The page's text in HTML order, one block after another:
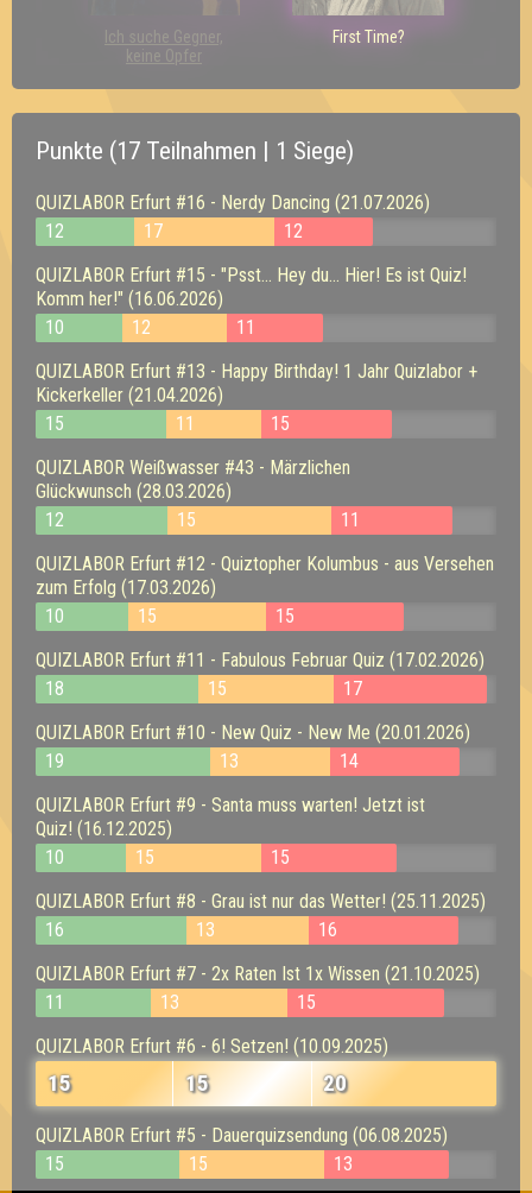
Ich suche Gegner,
keine Opfer
First Time?
Punkte (17 Teilnahmen | 1 Siege)
QUIZLABOR Erfurt #16 - Nerdy Dancing (21.07.2026)
12
17
12
QUIZLABOR Erfurt #15 - "Psst... Hey du... Hier! Es ist Quiz!
Komm her!" (16.06.2026)
10
12
11
QUIZLABOR Erfurt #13 - Happy Birthday! 1 Jahr Quizlabor +
Kickerkeller (21.04.2026)
15
11
15
QUIZLABOR Weißwasser #43 - Märzlichen
Glückwunsch (28.03.2026)
12
15
11
QUIZLABOR Erfurt #12 - Quiztopher Kolumbus - aus Versehen
zum Erfolg (17.03.2026)
10
15
15
QUIZLABOR Erfurt #11 - Fabulous Februar Quiz (17.02.2026)
18
15
17
QUIZLABOR Erfurt #10 - New Quiz - New Me (20.01.2026)
19
13
14
QUIZLABOR Erfurt #9 - Santa muss warten! Jetzt ist
Quiz! (16.12.2025)
10
15
15
QUIZLABOR Erfurt #8 - Grau ist nur das Wetter! (25.11.2025)
16
13
16
QUIZLABOR Erfurt #7 - 2x Raten Ist 1x Wissen (21.10.2025)
11
13
15
QUIZLABOR Erfurt #6 - 6! Setzen! (10.09.2025)
15 15 20
QUIZLABOR Erfurt #5 - Dauerquizsendung (06.08.2025)
15
15
13